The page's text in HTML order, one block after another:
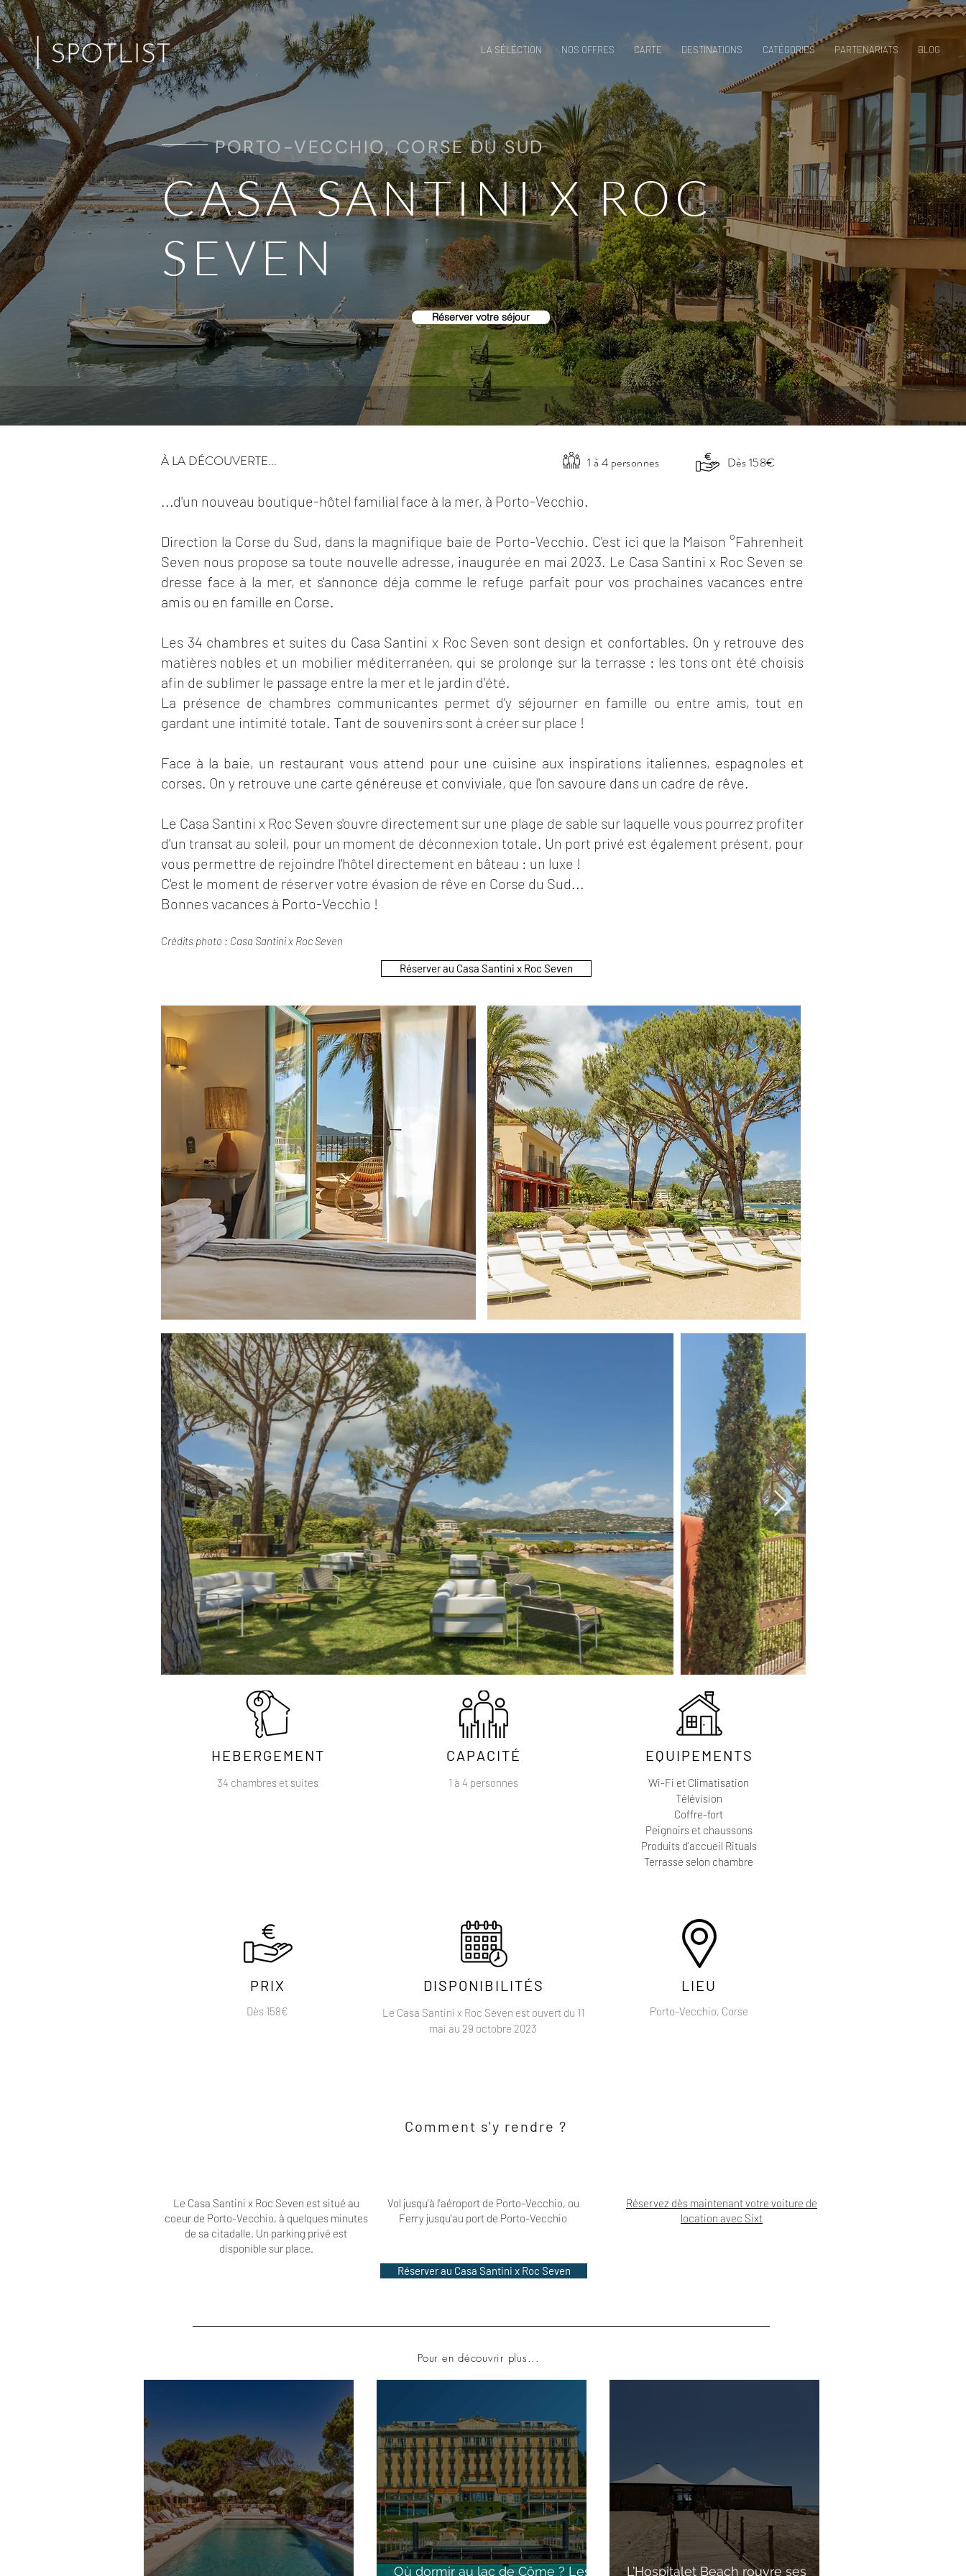
LA SÉLÉCTION NOS OFFRES CARTE DESTINATIONS CATÉGORIES PARTENARIATS BLOG
PORTO-VECCHIO, CORSE DU SUD
CASA SANTINI X ROC
SEVEN
Réserver votre séjour
À LA DÉCOUVERTE... 1 à 4 personnes Dès 158€
...d'un nouveau boutique-hôtel familial face à la mer, à Porto-Vecchio.
Direction la Corse du Sud, dans la magnifique baie de Porto-Vecchio. C'est ici que la Maison °Fahrenheit
Seven nous propose sa toute nouvelle adresse, inaugurée en mai 2023. Le Casa Santini x Roc Seven se
dresse face à la mer, et s'annonce déja comme le refuge parfait pour vos prochaines vacances entre
amis ou en famille en Corse.
Les 34 chambres et suites du Casa Santini x Roc Seven sont design et confortables. On y retrouve des
matières nobles et un mobilier méditerranéen, qui se prolonge sur la terrasse : les tons ont été choisis
afin de sublimer le passage entre la mer et le jardin d'été.
La présence de chambres communicantes permet d'y séjourner en famille ou entre amis, tout en
gardant une intimité totale. Tant de souvenirs sont à créer sur place !
Face à la baie, un restaurant vous attend pour une cuisine aux inspirations italiennes, espagnoles et
corses. On y retrouve une carte généreuse et conviviale, que l'on savoure dans un cadre de rêve.
Le Casa Santini x Roc Seven s'ouvre directement sur une plage de sable sur laquelle vous pourrez profiter
d'un transat au soleil, pour un moment de déconnexion totale. Un port privé est également présent, pour
vous permettre de rejoindre l'hôtel directement en bâteau : un luxe !
C'est le moment de réserver votre évasion de rêve en Corse du Sud...
Bonnes vacances à Porto-Vecchio !
Crédits photo : Casa Santini x Roc Seven
Réserver au Casa Santini x Roc Seven
HEBERGEMENT
34 chambres et suites
PRIX
Dès 158€
CAPACITÉ
1 à 4 personnes
DISPONIBILITÉS
Le Casa Santini x Roc Seven est ouvert du 11
mai au 29 octobre 2023
EQUIPEMENTS
Wi-Fi et Climatisation
Télévision
Coffre-fort
Peignoirs et chaussons
Produits d'accueil Rituals
Terrasse selon chambre
LIEU
Porto-Vecchio, Corse
Comment s'y rendre ?
Réserver au Casa Santini x Roc Seven
Le Casa Santini x Roc Seven est situé au
coeur de Porto-Vecchio, à quelques minutes
de sa citadalle. Un parking privé est
disponible sur place.
Vol jusqu'à l'aéroport de Porto-Vecchio, ou
Ferry jusqu'au port de Porto-Vecchio
Réservez dès maintenant votre voiture de
location avec Sixt
Pour en découvrir plus...
Où dormir au lac de Côme ? Les L’Hospitalet Beach rouvre ses